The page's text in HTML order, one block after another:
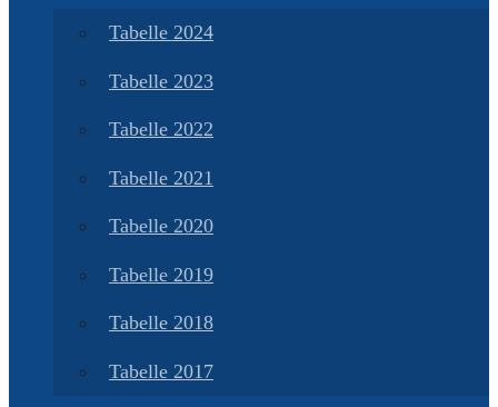
Tabelle 2024
Tabelle 2023
Tabelle 2022
Tabelle 2021
Tabelle 2020
Tabelle 2019
Tabelle 2018
Tabelle 2017